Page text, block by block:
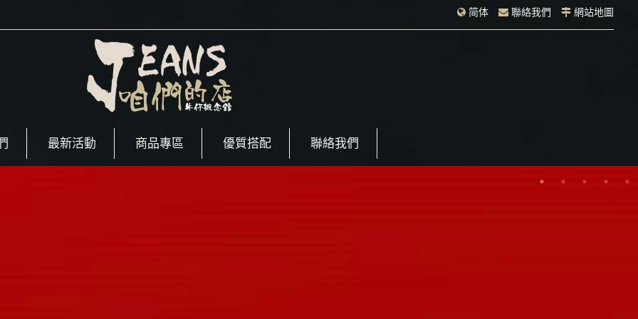
简体 聯絡我們 網站地圖
最新活動 商品專區 優質搭配 聯絡我們